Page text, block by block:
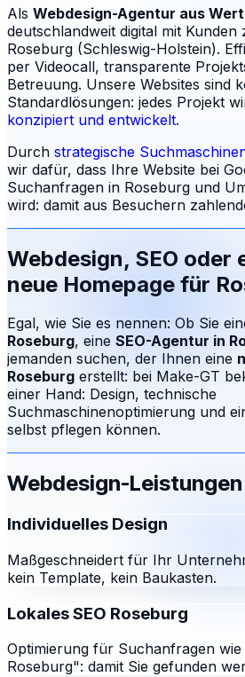
Als Webdesign-Agentur aus
deutschlandweit digital mit Kunden
Roseburg (Schleswig-Holstein).
per Videocall, transparente
Betreuung. Unsere Websites sind
Standardlösungen: jedes Projekt
konzipiert und entwickelt.
Durch strategische
wir dafür, dass Ihre Website bei
Suchanfragen in Roseburg und
wird: damit aus Besuchern
Webdesign, SEO oder
neue Homepage für
Egal, wie Sie es nennen: Ob Sie
Roseburg, eine SEO-Agentur in
jemanden suchen, der Ihnen eine
Roseburg erstellt: bei Make-GT
einer Hand: Design, technische
Suchmaschinenoptimierung und
selbst pflegen können.
Webdesign-
Individuelles Design
Maßgeschneidert für Ihr
kein Template, kein Baukasten.
Lokales SEO Roseburg
Optimierung für Suchanfragen
Roseburg": damit Sie gefunden